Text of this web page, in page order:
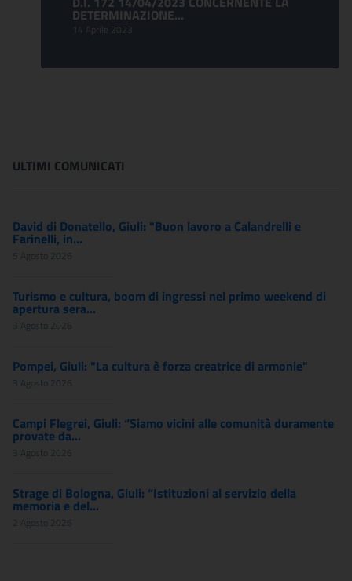
DETERMINAZIONE...
14 Aprile 2023
ULTIMI COMUNICATI
David di Donatello, Giuli: "Buon lavoro a Calandrelli e
Farinelli, in...
5 Agosto 2026
Turismo e cultura, boom di ingressi nel primo weekend di
apertura sera...
3 Agosto 2026
Pompei, Giuli: "La cultura è forza creatrice di armonie"
3 Agosto 2026
Campi Flegrei, Giuli: “Siamo vicini alle comunità duramente
provate da...
3 Agosto 2026
Strage di Bologna, Giuli: “Istituzioni al servizio della
memoria e del...
2 Agosto 2026